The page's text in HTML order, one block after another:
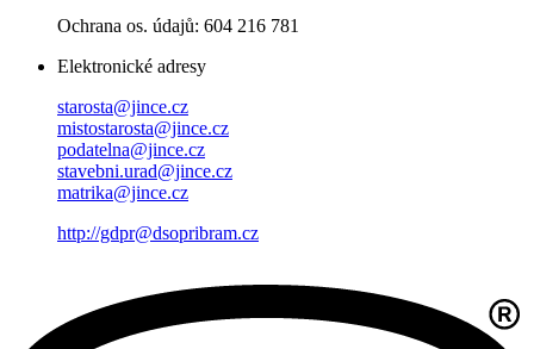
Ochrana os. údajů: 604 216 781
Elektronické adresy
starosta@jince.cz
mistostarosta@jince.cz
podatelna@jince.cz
stavebni.urad@jince.cz
matrika@jince.cz
http://gdpr@dsopribram.cz